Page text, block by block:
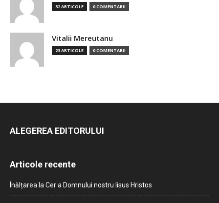
32 ARTICOLE 0 COMENTARII
Vitalii Mereutanu
23 ARTICOLE 0 COMENTARII
ALEGEREA EDITORULUI
Articole recente
Înălțarea la Cer a Domnului nostru Iisus Hristos